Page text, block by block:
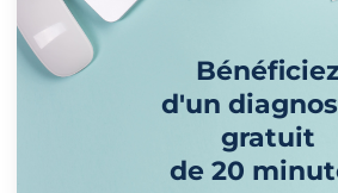
d'un
gratuit
de 20